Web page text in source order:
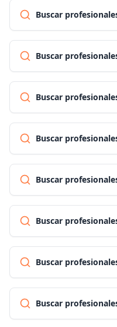
Buscar
Buscar
Buscar
Buscar
Buscar
Buscar
Buscar
Buscar